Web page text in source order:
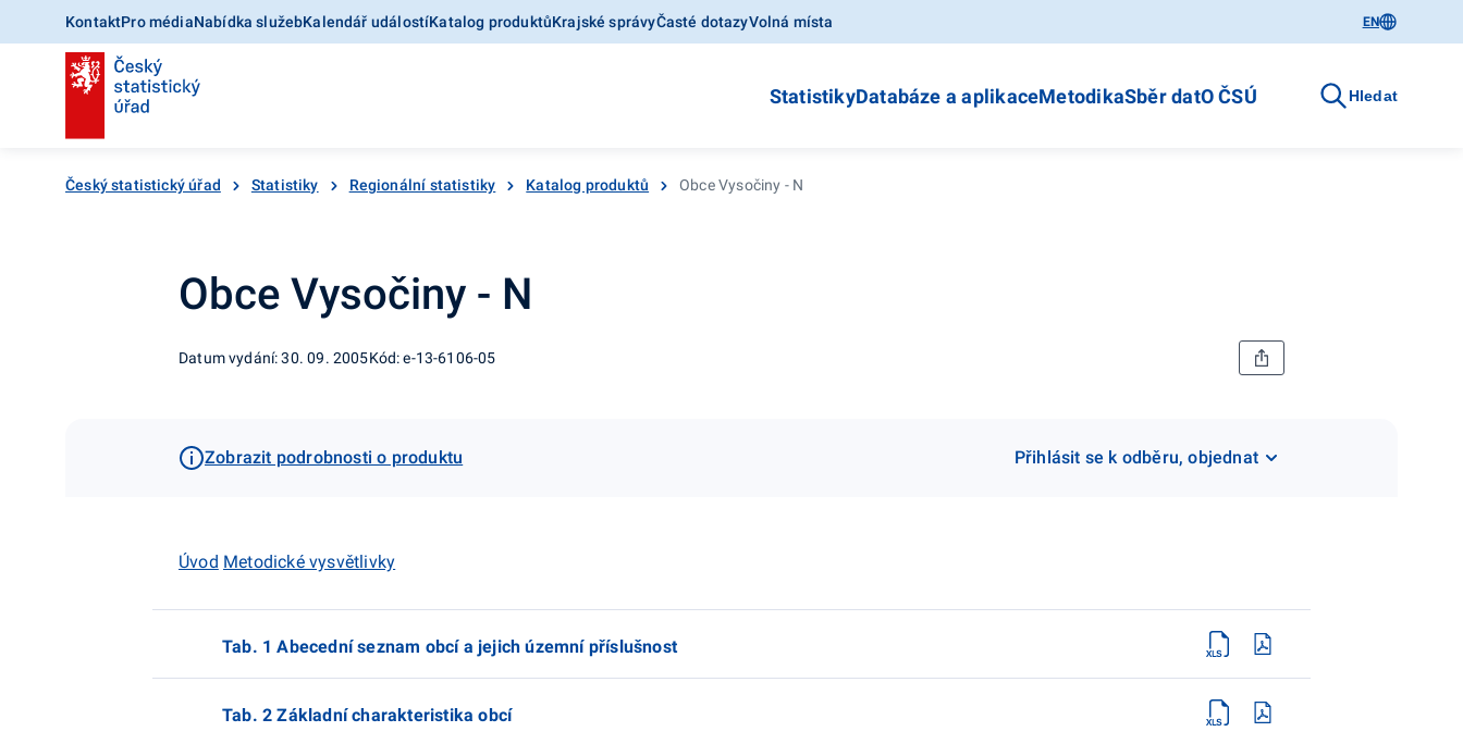
KontaktPro médiaNabídka služebKalendář událostíKatalog produktůKrajské správyČasté dotazyVolná místa EN
StatistikyDatabáze a aplikaceMetodikaSběr datO ČSÚ Hledat
Český statistický úřad Statistiky Regionální statistiky Katalog produktů Obce Vysočiny - N
Obce Vysočiny - N
Datum vydání: 30. 09. 2005Kód: e-13-6106-05
Zobrazit podrobnosti o produktu Přihlásit se k odběru, objednat
Úvod Metodické vysvětlivky
Tab. 1 Abecední seznam obcí a jejich územní příslušnost
Tab. 2 Základní charakteristika obcí